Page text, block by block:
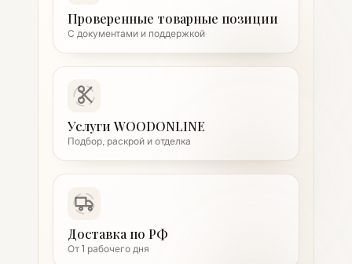
Проверенные товарные позиции
С документами и поддержкой
Услуги WOODONLINE
Подбор, раскрой и отделка
Доставка по РФ
От 1 рабочего дня